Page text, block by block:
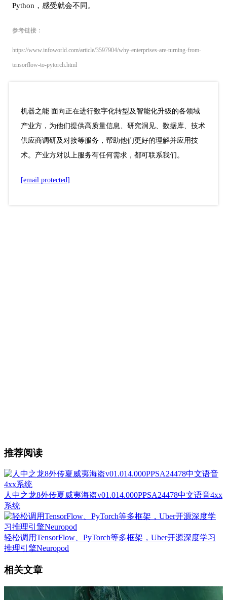
Python，感受就会不同。
参考链接：
https://www.infoworld.com/article/3597904/why-enterprises-are-turning-from-
tensorflow-to-pytorch.html
机器之能 面向正在进行数字化转型及智能化升级的各领域
产业方，为他们提供高质量信息、研究洞见、数据库、技术
供应商调研及对接等服务，帮助他们更好的理解并应用技
术。产业方对以上服务有任何需求，都可联系我们。
[email protected]
推荐阅读
人中之龙8外传夏威夷海盗v01.014.000PPSA24478中文语音4xx
系统
轻松调用TensorFlow、PyTorch等多框架，Uber开源深度学习
推理引擎Neuropod
相关文章